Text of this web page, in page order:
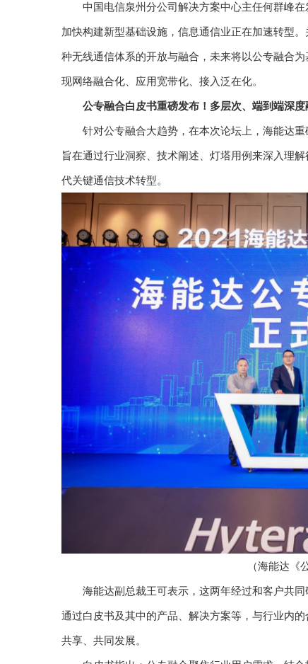
中国电信泉州分公司解决方案中心主任何群峰
加快构建新型基础设施，信息通信业正在加速转型
种无线通信体系的开放与融合，未来将以公专融合
现网络融合化、应用宽带化、接入泛在化。
公专融合白皮书重磅发布！多层次、端到端深
针对公专融合大趋势，在本次论坛上，海能达
旨在通过行业洞察、技术阐述、灯塔用例来深入理
代关键通信技术转型。
（海能达《
海能达副总裁王可表示，这两年经过和客户共
通过白皮书及其中的产品、解决方案等，与行业内
共享、共同发展。